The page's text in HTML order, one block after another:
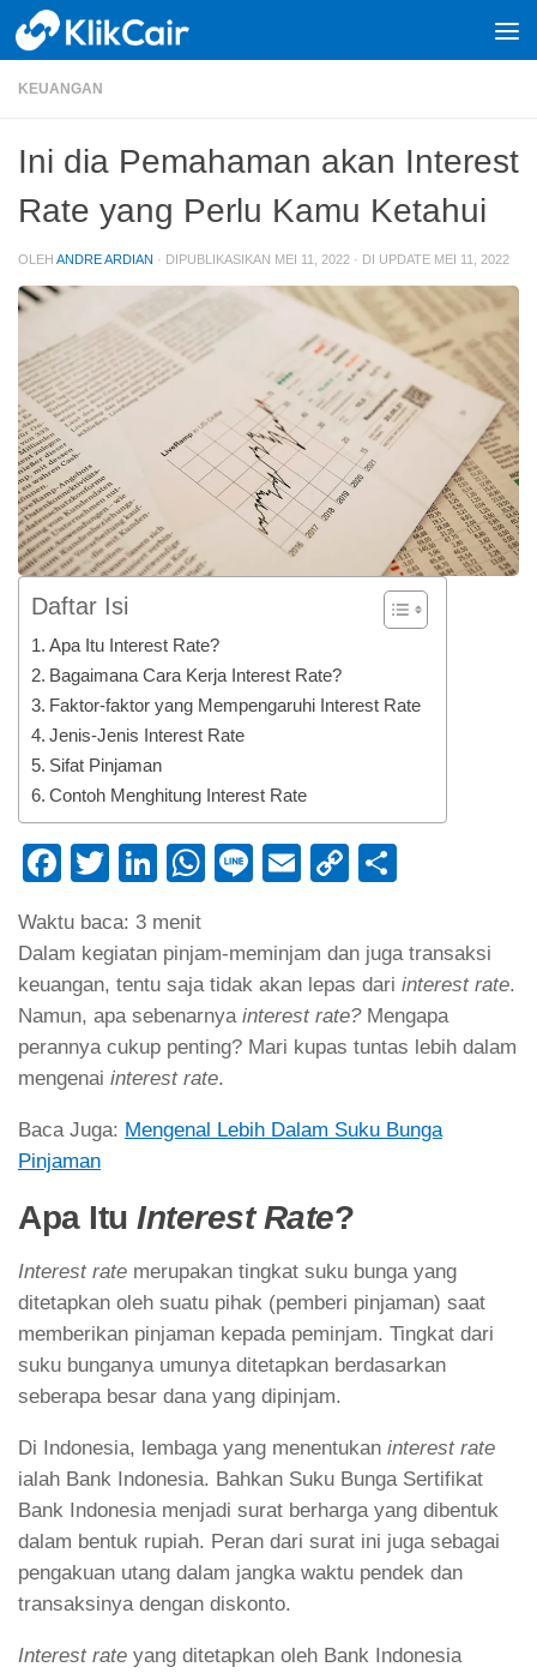
Skip to content
KEUANGAN
Ini dia Pemahaman akan Interest
Rate yang Perlu Kamu Ketahui
OLEH ANDRE ARDIAN · DIPUBLIKASIKAN MEI 11, 2022 · DI UPDATE MEI 11, 2022
Daftar Isi
Apa Itu Interest Rate?
Bagaimana Cara Kerja Interest Rate?
Faktor-faktor yang Mempengaruhi Interest Rate
Jenis-Jenis Interest Rate
Sifat Pinjaman
Contoh Menghitung Interest Rate
Facebook
TwitterLinkedIn
WhatsApp
LineEmailCopy
Waktu baca: 3 menit
Dalam kegiatan pinjam-meminjam dan juga transaksi
keuangan, tentu saja tidak akan lepas dari interest rate.
Namun, apa sebenarnya interest rate?Mengapa
perannya cukup penting? Mari kupas tuntas lebih dalam
mengenai interest rate.
Baca Juga: Mengenal Lebih Dalam Suku Bunga
Pinjaman
Apa Itu Interest Rate?
Interest rate merupakan tingkat suku bunga yang
ditetapkan oleh suatu pihak (pemberi pinjaman) saat
memberikan pinjaman kepada peminjam. Tingkat dari
suku bunganya umunya ditetapkan berdasarkan
seberapa besar dana yang dipinjam.
Di Indonesia, lembaga yang menentukan interest rate
ialah Bank Indonesia. Bahkan Suku Bunga Sertifikat
Bank Indonesia menjadi surat berharga yang dibentuk
dalam bentuk rupiah. Peran dari surat ini juga sebagai
pengakuan utang dalam jangka waktu pendek dan
transaksinya dengan diskonto.
Interest rate yang ditetapkan oleh Bank Indonesia